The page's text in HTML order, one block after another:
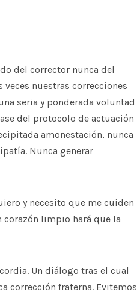
del corrector nunca del
nuestras correcciones
seria y ponderada voluntad
del protocolo de actuación
amonestación, nunca
Nunca generar
y necesito que me cuiden
corazón limpio hará que la
Un diálogo tras el cual
corrección fraterna. Evitemos